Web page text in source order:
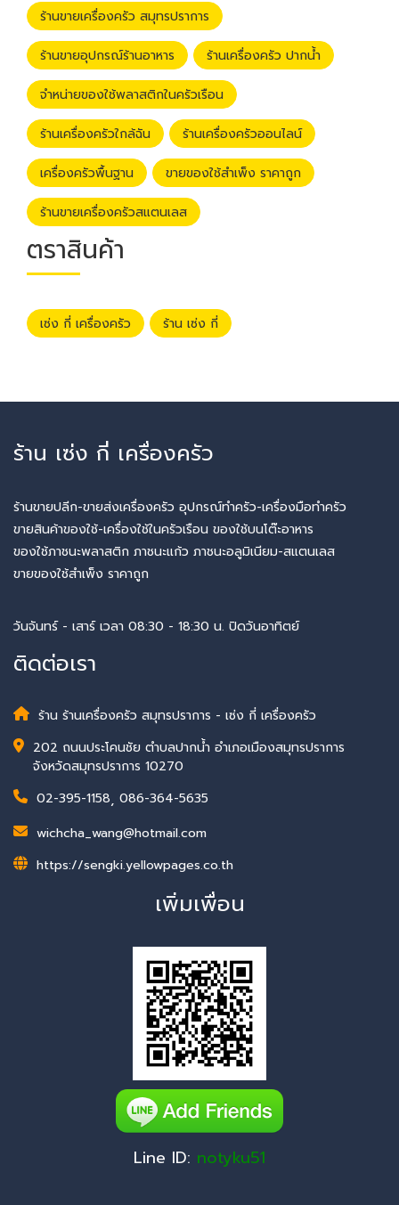
ร้านขายเครื่องครัว สมุทรปราการ
ร้านขายอุปกรณ์ร้านอาหาร ร้านเครื่องครัว ปากน้ำ
จำหน่ายของใช้พลาสติกในครัวเรือน
ร้านเครื่องครัวใกล้ฉัน ร้านเครื่องครัวออนไลน์
เครื่องครัวพื้นฐาน ขายของใช้สำเพ็ง ราคาถูก
ร้านขายเครื่องครัวสแตนเลส
ตราสินค้า
เซ่ง กี่ เครื่องครัว ร้าน เซ่ง กี่
ร้าน เซ่ง กี่ เครื่องครัว
ร้านขายปลีก-ขายส่งเครื่องครัว อุปกรณ์ทำครัว-เครื่องมือทำครัว
ขายสินค้าของใช้-เครื่องใช้ในครัวเรือน ของใช้บนโต๊ะอาหาร
ของใช้ภาชนะพลาสติก ภาชนะแก้ว ภาชนะอลูมิเนียม-สแตนเลส
ขายของใช้สำเพ็ง ราคาถูก
วันจันทร์ - เสาร์ เวลา 08:30 - 18:30 น. ปิดวันอาทิตย์
ติดต่อเรา
ร้าน ร้านเครื่องครัว สมุทรปราการ - เซ่ง กี่ เครื่องครัว
202 ถนนประโคนชัย ตำบลปากน้ำ อำเภอเมืองสมุทรปราการ
จังหวัดสมุทรปราการ 10270
02-395-1158, 086-364-5635
wichcha_wang@hotmail.com
https://sengki.yellowpages.co.th
เพิ่มเพื่อน
Line ID: notyku51